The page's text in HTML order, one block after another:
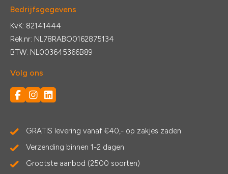
Bedrijfsgegevens
KvK: 82141444
Rek.nr: NL78RABO0162875134
BTW: NL003645366B89
Volg ons
GRATIS levering vanaf €40,- op zakjes zaden
Verzending binnen 1-2 dagen
Grootste aanbod (2500 soorten)